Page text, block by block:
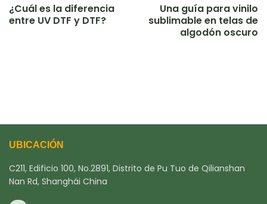
¿Cuál es la diferencia
entre UV DTF y DTF?
Una guía para vinilo
sublimable en telas de
algodón oscuro
UBICACIÓN
C211, Edificio 100, No.2891, Distrito de Pu Tuo de Qilianshan
Nan Rd, Shanghái China